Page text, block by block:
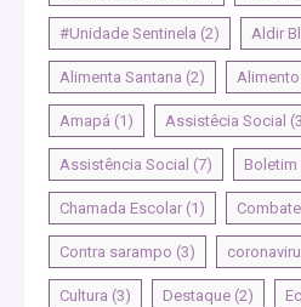
#Unidade Sentinela (2) Aldir
Alimenta Santana (2)
Amapá (1) Assistêcia Social
Assistência Social (7) Boletim
Chamada Escolar (1)
Contra sarampo (3)
Cultura (3) Destaque (2)